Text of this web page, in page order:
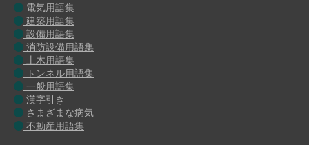
電気用語集
建築用語集
設備用語集
消防設備用語集
土木用語集
トンネル用語集
一般用語集
漢字引き
さまざまな病気
不動産用語集